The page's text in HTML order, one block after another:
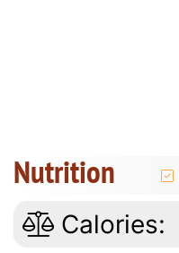
Nutrition
Calories: